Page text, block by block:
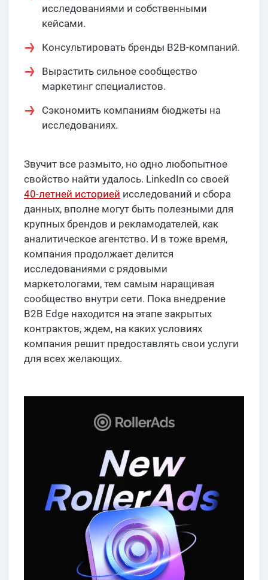
исследованиями и собственными
кейсами.
Консультировать бренды B2B-компаний.
Вырастить сильное сообщество
маркетинг специалистов.
Сэкономить компаниям бюджеты на
исследованиях.
Звучит все размыто, но одно любопытное
свойство найти удалось. LinkedIn со своей
40-летней историей исследований и сбора
данных, вполне могут быть полезными для
крупных брендов и рекламодателей, как
аналитическое агентство. И в тоже время,
компания продолжает делится
исследованиями с рядовыми
маркетологами, тем самым наращивая
сообщество внутри сети. Пока внедрение
B2B Edge находится на этапе закрытых
контрактов, ждем, на каких условиях
компания решит предоставлять свои услуги
для всех желающих.